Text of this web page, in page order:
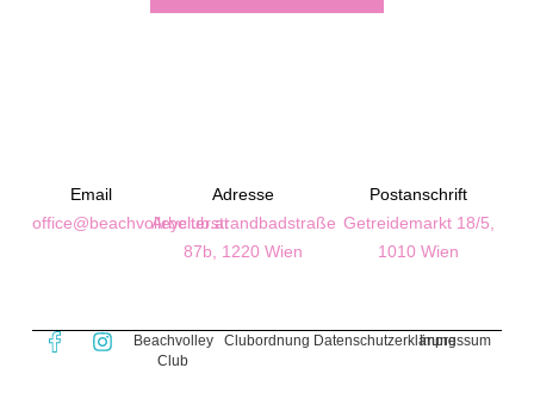
Email
office@beachvolleyclub.at
Adresse
Arbeiterstrandbadstraße
87b, 1220 Wien
Postanschrift
Getreidemarkt 18/5,
1010 Wien
Beachvolley
Club
Clubordnung DatenschutzerklärungImpressum